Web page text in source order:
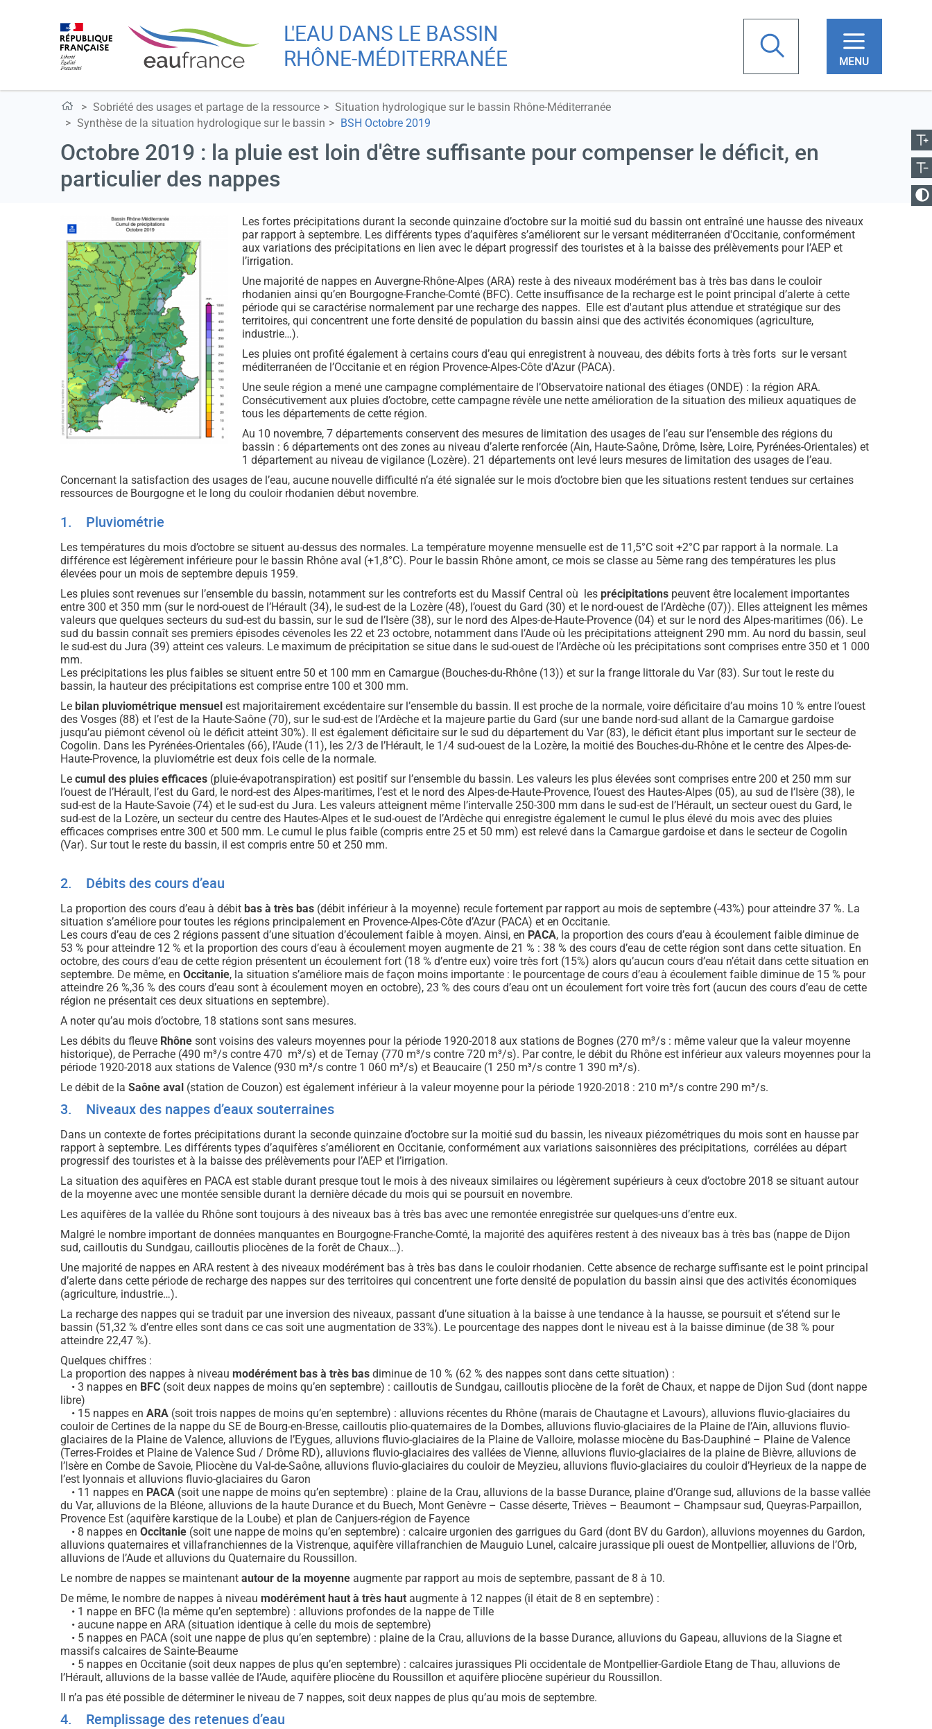
au
contenu
principal
to
main
menu
L'EAU DANS LE BASSIN
RHÔNE-MÉDITERRANÉE
Sobriété des usages et partage de la ressource
Situation hydrologique sur le bassin Rhône-Méditerranée
Synthèse de la situation hydrologique sur le bassin
BSH Octobre 2019
Réduire la taille
Octobre 2019 : la pluie est loin d'être suffisante pour compenser le déficit, en
particulier des nappes
Les fortes précipitations durant la seconde quinzaine d’octobre sur la moitié sud du bassin ont entraîné une hausse des niveaux
par rapport à septembre. Les différents types d’aquifères s’améliorent sur le versant méditerranéen d'Occitanie, conformément
aux variations des précipitations en lien avec le départ progressif des touristes et à la baisse des prélèvements pour l’AEP et
l’irrigation.
Une majorité de nappes en Auvergne-Rhône-Alpes (ARA) reste à des niveaux modérément bas à très bas dans le couloir
rhodanien ainsi qu’en Bourgogne-Franche-Comté (BFC). Cette insuffisance de la recharge est le point principal d’alerte à cette
période qui se caractérise normalement par une recharge des nappes. Elle est d'autant plus attendue et stratégique sur des
territoires, qui concentrent une forte densité de population du bassin ainsi que des activités économiques (agriculture,
industrie…).
Les pluies ont profité également à certains cours d’eau qui enregistrent à nouveau, des débits forts à très forts sur le versant
méditerranéen de l’Occitanie et en région Provence-Alpes-Côte d'Azur (PACA).
Une seule région a mené une campagne complémentaire de l’Observatoire national des étiages (ONDE) : la région ARA.
Consécutivement aux pluies d’octobre, cette campagne révèle une nette amélioration de la situation des milieux aquatiques de
tous les départements de cette région.
Au 10 novembre, 7 départements conservent des mesures de limitation des usages de l’eau sur l’ensemble des régions du
bassin : 6 départements ont des zones au niveau d’alerte renforcée (Ain, Haute-Saône, Drôme, Isère, Loire, Pyrénées-Orientales) et
1 département au niveau de vigilance (Lozère). 21 départements ont levé leurs mesures de limitation des usages de l’eau.
Concernant la satisfaction des usages de l’eau, aucune nouvelle difficulté n’a été signalée sur le mois d’octobre bien que les situations restent tendues sur certaines
ressources de Bourgogne et le long du couloir rhodanien début novembre.
1. Pluviométrie
Les températures du mois d’octobre se situent au-dessus des normales. La température moyenne mensuelle est de 11,5°C soit +2°C par rapport à la normale. La
différence est légèrement inférieure pour le bassin Rhône aval (+1,8°C). Pour le bassin Rhône amont, ce mois se classe au 5ème rang des températures les plus
élevées pour un mois de septembre depuis 1959.
Les pluies sont revenues sur l’ensemble du bassin, notamment sur les contreforts est du Massif Central où lesprécipitations peuvent être localement importantes
entre 300 et 350 mm (sur le nord-ouest de l’Hérault (34), le sud-est de la Lozère (48), l’ouest du Gard (30) et le nord-ouest de l’Ardèche (07)). Elles atteignent les mêmes
valeurs que quelques secteurs du sud-est du bassin, sur le sud de l’Isère (38), sur le nord des Alpes-de-Haute-Provence (04) et sur le nord des Alpes-maritimes (06). Le
sud du bassin connaît ses premiers épisodes cévenoles les 22 et 23 octobre, notamment dans l’Aude où les précipitations atteignent 290 mm. Au nord du bassin, seul
le sud-est du Jura (39) atteint ces valeurs. Le maximum de précipitation se situe dans le sud-ouest de l’Ardèche où les précipitations sont comprises entre 350 et 1 000
mm.
Les précipitations les plus faibles se situent entre 50 et 100 mm en Camargue (Bouches-du-Rhône (13)) et sur la frange littorale du Var (83). Sur tout le reste du
bassin, la hauteur des précipitations est comprise entre 100 et 300 mm.
Lebilan pluviométrique mensuel est majoritairement excédentaire sur l’ensemble du bassin. Il est proche de la normale, voire déficitaire d’au moins 10 % entre l’ouest
des Vosges (88) et l’est de la Haute-Saône (70), sur le sud-est de l’Ardèche et la majeure partie du Gard (sur une bande nord-sud allant de la Camargue gardoise
jusqu’au piémont cévenol où le déficit atteint 30%). Il est également déficitaire sur le sud du département du Var (83), le déficit étant plus important sur le secteur de
Cogolin. Dans les Pyrénées-Orientales (66), l’Aude (11), les 2/3 de l’Hérault, le 1/4 sud-ouest de la Lozère, la moitié des Bouches-du-Rhône et le centre des Alpes-de-
Haute-Provence, la pluviométrie est deux fois celle de la normale.
Lecumul des pluies efficaces (pluie-évapotranspiration) est positif sur l’ensemble du bassin. Les valeurs les plus élevées sont comprises entre 200 et 250 mm sur
l’ouest de l’Hérault, l’est du Gard, le nord-est des Alpes-maritimes, l’est et le nord des Alpes-de-Haute-Provence, l’ouest des Hautes-Alpes (05), au sud de l’Isère (38), le
sud-est de la Haute-Savoie (74) et le sud-est du Jura. Les valeurs atteignent même l’intervalle 250-300 mm dans le sud-est de l’Hérault, un secteur ouest du Gard, le
sud-est de la Lozère, un secteur du centre des Hautes-Alpes et le sud-ouest de l’Ardèche qui enregistre également le cumul le plus élevé du mois avec des pluies
efficaces comprises entre 300 et 500 mm. Le cumul le plus faible (compris entre 25 et 50 mm) est relevé dans la Camargue gardoise et dans le secteur de Cogolin
(Var). Sur tout le reste du bassin, il est compris entre 50 et 250 mm.
2. Débits des cours d’eau
La proportion des cours d’eau à débitbas à très bas (débit inférieur à la moyenne) recule fortement par rapport au mois de septembre (-43%) pour atteindre 37 %. La
situation s’améliore pour toutes les régions principalement en Provence-Alpes-Côte d’Azur (PACA) et en Occitanie.
Les cours d’eau de ces 2 régions passent d’une situation d’écoulement faible à moyen. Ainsi, en PACA, la proportion des cours d’eau à écoulement faible diminue de
53 % pour atteindre 12 % et la proportion des cours d’eau à écoulement moyen augmente de 21 % : 38 % des cours d’eau de cette région sont dans cette situation. En
octobre, des cours d’eau de cette région présentent un écoulement fort (18 % d’entre eux) voire très fort (15%) alors qu’aucun cours d’eau n’était dans cette situation en
septembre. De même, enOccitanie, la situation s’améliore mais de façon moins importante : le pourcentage de cours d’eau à écoulement faible diminue de 15 % pour
atteindre 26 %,36 % des cours d’eau sont à écoulement moyen en octobre), 23 % des cours d’eau ont un écoulement fort voire très fort (aucun des cours d’eau de cette
région ne présentait ces deux situations en septembre).
A noter qu’au mois d’octobre, 18 stations sont sans mesures.
Les débits du fleuve Rhône sont voisins des valeurs moyennes pour la période 1920-2018 aux stations de Bognes (270 m³/s : même valeur que la valeur moyenne
historique), de Perrache (490 m³/s contre 470 m³/s) et de Ternay (770 m³/s contre 720 m³/s). Par contre, le débit du Rhône est inférieur aux valeurs moyennes pour la
période 1920-2018 aux stations de Valence (930 m³/s contre 1 060 m³/s) et Beaucaire (1 250 m³/s contre 1 390 m³/s).
Le débit de laSaône aval (station de Couzon) est également inférieur à la valeur moyenne pour la période 1920-2018 : 210 m³/s contre 290 m³/s.
3. Niveaux des nappes d’eaux souterraines
Dans un contexte de fortes précipitations durant la seconde quinzaine d’octobre sur la moitié sud du bassin, les niveaux piézométriques du mois sont en hausse par
rapport à septembre. Les différents types d’aquifères s’améliorent en Occitanie, conformément aux variations saisonnières des précipitations, corrélées au départ
progressif des touristes et à la baisse des prélèvements pour l’AEP et l’irrigation.
La situation des aquifères en PACA est stable durant presque tout le mois à des niveaux similaires ou légèrement supérieurs à ceux d’octobre 2018 se situant autour
de la moyenne avec une montée sensible durant la dernière décade du mois qui se poursuit en novembre.
Les aquifères de la vallée du Rhône sont toujours à des niveaux bas à très bas avec une remontée enregistrée sur quelques-uns d’entre eux.
Malgré le nombre important de données manquantes en Bourgogne-Franche-Comté, la majorité des aquifères restent à des niveaux bas à très bas (nappe de Dijon
sud, cailloutis du Sundgau, cailloutis pliocènes de la forêt de Chaux…).
Une majorité de nappes en ARA restent à des niveaux modérément bas à très bas dans le couloir rhodanien. Cette absence de recharge suffisante est le point principal
d’alerte dans cette période de recharge des nappes sur des territoires qui concentrent une forte densité de population du bassin ainsi que des activités économiques
(agriculture, industrie…).
La recharge des nappes qui se traduit par une inversion des niveaux, passant d’une situation à la baisse à une tendance à la hausse, se poursuit et s’étend sur le
bassin (51,32 % d’entre elles sont dans ce cas soit une augmentation de 33%). Le pourcentage des nappes dont le niveau est à la baisse diminue (de 38 % pour
atteindre 22,47 %).
Quelques chiffres :
La proportion des nappes à niveaumodérément bas à très bas diminue de 10 % (62 % des nappes sont dans cette situation) :
• 3 nappes en BFC (soit deux nappes de moins qu’en septembre) : cailloutis de Sundgau, cailloutis pliocène de la forêt de Chaux, et nappe de Dijon Sud (dont nappe
libre)
• 15 nappes enARA (soit trois nappes de moins qu’en septembre) : alluvions récentes du Rhône (marais de Chautagne et Lavours), alluvions fluvio-glaciaires du
couloir de Certines de la nappe du SE de Bourg-en-Bresse, cailloutis plio-quaternaires de la Dombes, alluvions fluvio-glaciaires de la Plaine de l’Ain, alluvions fluvio-
glaciaires de la Plaine de Valence, alluvions de l’Eygues, alluvions fluvio-glaciaires de la Plaine de Valloire, molasse miocène du Bas-Dauphiné – Plaine de Valence
(Terres-Froides et Plaine de Valence Sud / Drôme RD), alluvions fluvio-glaciaires des vallées de Vienne, alluvions fluvio-glaciaires de la plaine de Bièvre, alluvions de
l’Isère en Combe de Savoie, Pliocène du Val-de-Saône, alluvions fluvio-glaciaires du couloir de Meyzieu, alluvions fluvio-glaciaires du couloir d’Heyrieux de la nappe de
l’est lyonnais et alluvions fluvio-glaciaires du Garon
• 11 nappes en PACA (soit une nappe de moins qu’en septembre) : plaine de la Crau, alluvions de la basse Durance, plaine d’Orange sud, alluvions de la basse vallée
du Var, alluvions de la Bléone, alluvions de la haute Durance et du Buech, Mont Genèvre – Casse déserte, Trièves – Beaumont – Champsaur sud, Queyras-Parpaillon,
Provence Est (aquifère karstique de la Loube) et plan de Canjuers-région de Fayence
• 8 nappes enOccitanie (soit une nappe de moins qu’en septembre) : calcaire urgonien des garrigues du Gard (dont BV du Gardon), alluvions moyennes du Gardon,
alluvions quaternaires et villafranchiennes de la Vistrenque, aquifère villafranchien de Mauguio Lunel, calcaire jurassique pli ouest de Montpellier, alluvions de l’Orb,
alluvions de l’Aude et alluvions du Quaternaire du Roussillon.
Le nombre de nappes se maintenantautour de la moyenne augmente par rapport au mois de septembre, passant de 8 à 10.
De même, le nombre de nappes à niveaumodérément haut à très haut augmente à 12 nappes (il était de 8 en septembre) :
• 1 nappe en BFC (la même qu’en septembre) : alluvions profondes de la nappe de Tille
• aucune nappe en ARA (situation identique à celle du mois de septembre)
• 5 nappes en PACA (soit une nappe de plus qu’en septembre) : plaine de la Crau, alluvions de la basse Durance, alluvions du Gapeau, alluvions de la Siagne et
massifs calcaires de Sainte-Beaume
• 5 nappes en Occitanie (soit deux nappes de plus qu’en septembre) : calcaires jurassiques Pli occidentale de Montpellier-Gardiole Etang de Thau, alluvions de
l’Hérault, alluvions de la basse vallée de l’Aude, aquifère pliocène du Roussillon et aquifère pliocène supérieur du Roussillon.
Il n’a pas été possible de déterminer le niveau de 7 nappes, soit deux nappes de plus qu’au mois de septembre.
4. Remplissage des retenues d’eau